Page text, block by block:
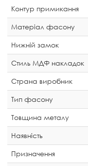
Контур примикання
Матеріал фасону
Нижній замок
Стиль МДФ накладок
Страна виробник
Тип фасону
Товщина металу
Наявність
Призначення